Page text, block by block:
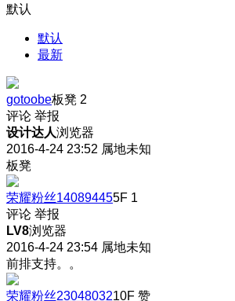
默认
默认
最新
gotoobe板凳 2
评论 举报
设计达人浏览器
2016-4-24 23:52 属地未知
板凳
荣耀粉丝140894455F 1
评论 举报
LV8浏览器
2016-4-24 23:54 属地未知
前排支持。。
荣耀粉丝2304803210F 赞